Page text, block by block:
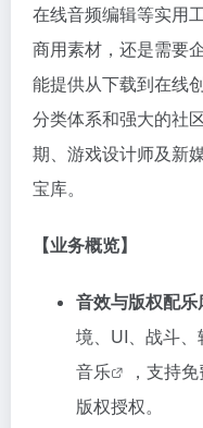
在线音频编辑等实用
商用素材，还是需要
能提供从下载到在线
分类体系和强大的社
期、游戏设计师及新
宝库。
【业务概览】
音效与版权配乐
境、UI、战斗
音乐
，支持
版权授权。